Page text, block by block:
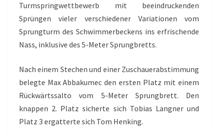
Turmspringwettbewerb mit beeindruckenden
Sprüngen vieler verschiedener Variationen vom
Sprungturm des Schwimmerbeckens ins erfrischende
Nass, inklusive des 5-Meter Sprungbretts.
Nach einem Stechen und einer Zuschauerabstimmung
belegte Max Abbakumec den ersten Platz mit einem
Rückwärtssalto vom 5-Meter Sprungbrett. Den
knappen 2. Platz sicherte sich Tobias Langner und
Platz 3 ergatterte sich Tom Henking.